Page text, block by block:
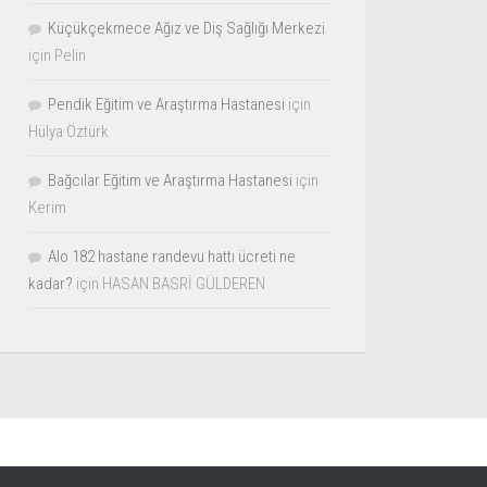
Küçükçekmece Ağız ve Diş Sağlığı Merkezi
için Pelin
Pendik Eğitim ve Araştırma Hastanesi için
Hülya Öztürk
Bağcılar Eğitim ve Araştırma Hastanesi için
Kerim
Alo 182 hastane randevu hattı ücreti ne
kadar? için HASAN BASRİ GÜLDEREN